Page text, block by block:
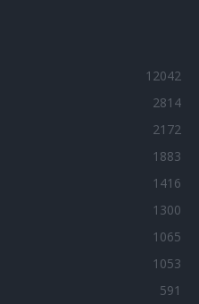
12042
2814
2172
1883
1416
1300
1065
1053
591